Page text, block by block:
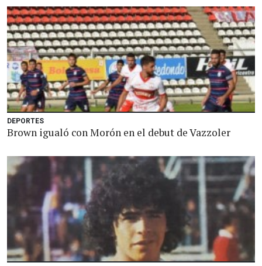
DEPORTES
Brown igualó con Morón en el debut de Vazzoler